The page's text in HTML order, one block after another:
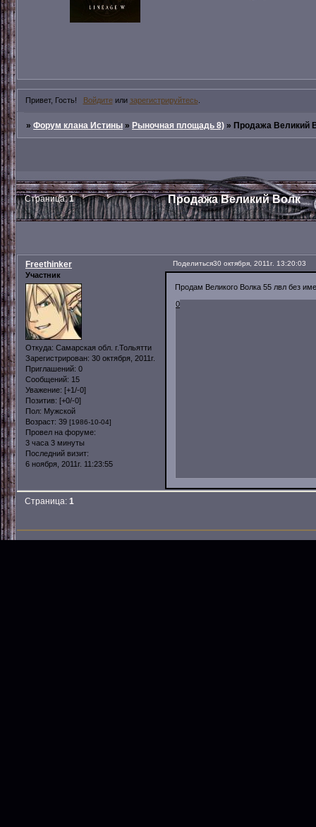
Привет, Гость! Войдитеили зарегистрируйтесь
»Форум клана Истины »Рыночная площадь 8) »Продажа Великий
Продажа Великий Волк
Страница:1
Поделиться30 октября, 2011г. 13:20:03
Freethinker
Участник
Откуда: Самарская обл. г.Тольятти
Зарегистрирован: 30 октября, 2011г.
Приглашений: 0
Сообщений: 15
Уважение: [+1/-0]
Позитив: [+0/-0]
Пол: Мужской
Возраст: 39 [1986-10-04]
Провел на форуме:
3 часа 3 минуты
Последний визит:
6 ноября, 2011г. 11:23:55
Продам Великого Волка 55 лвл без
0
Страница:1